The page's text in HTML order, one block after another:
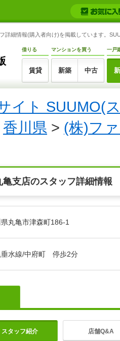
詳細情報(購入者向け)を掲載しています。
借りる
賃貸
マンションを買う
新築 中古
一戸
イト SUUMO(
香川県 > (株)フ
支店のスタッフ詳細情報
丸亀市津森町186-1
垂水線/中府町 停歩2分
スタッフ紹介 店舗Q&A